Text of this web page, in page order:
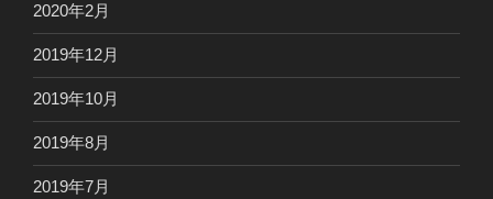
2020年2月
2019年12月
2019年10月
2019年8月
2019年7月